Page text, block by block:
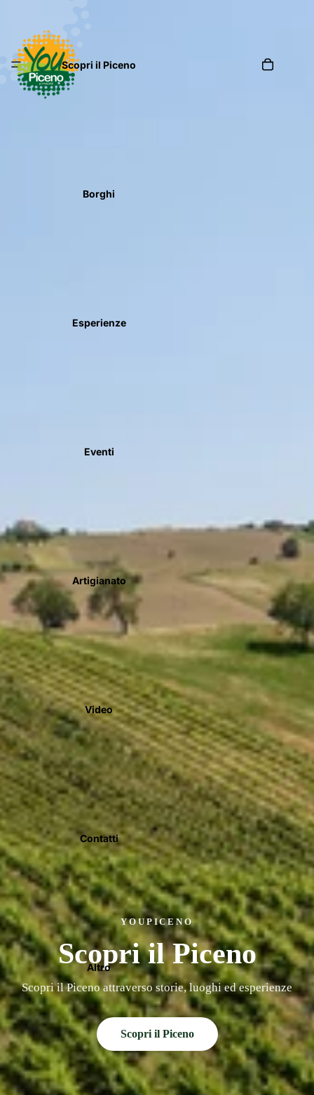
Scopri il Piceno
Borghi
Esperienze
Eventi
Artigianato
Video
Contatti
Altro
YOUPICENO
Scopri il Piceno
Scopri il Piceno attraverso storie, luoghi ed esperienze
Scopri il Piceno